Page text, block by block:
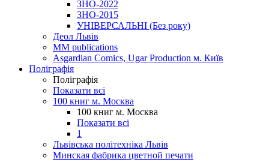
ЗНО-2022
ЗНО-2015
УНІВЕРСАЛЬНІ (Без року)
Деол Львів
MM publications
Asgardian Comics, Ugar Production м. Київ
Поліграфія
Поліграфія
Показати всі
100 книг м. Москва
100 книг м. Москва
Показати всі
1
Львівська політехніка Львів
Минская фабрика цветной печати